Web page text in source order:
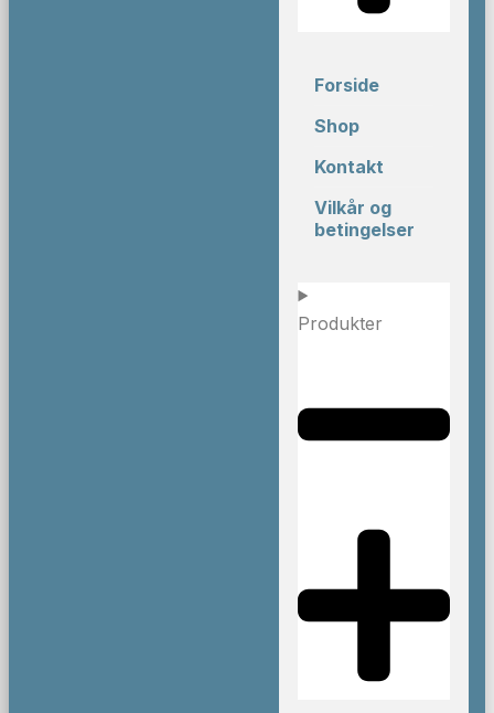
Forside
Shop
Kontakt
Vilkår og
betingelser
Produkter